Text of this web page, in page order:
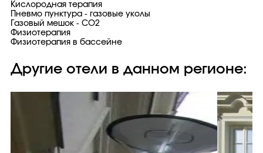
Кислородная терапия
Пневмо пунктура - газовые уколы
Газовый мешок - CO2
Физиотерапия
Физиотерапия в бассейне
Другие отели в данном регионе: